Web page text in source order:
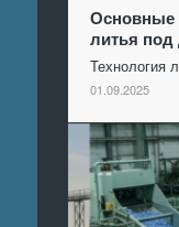
Основные
литья
Технология
01.09.2025